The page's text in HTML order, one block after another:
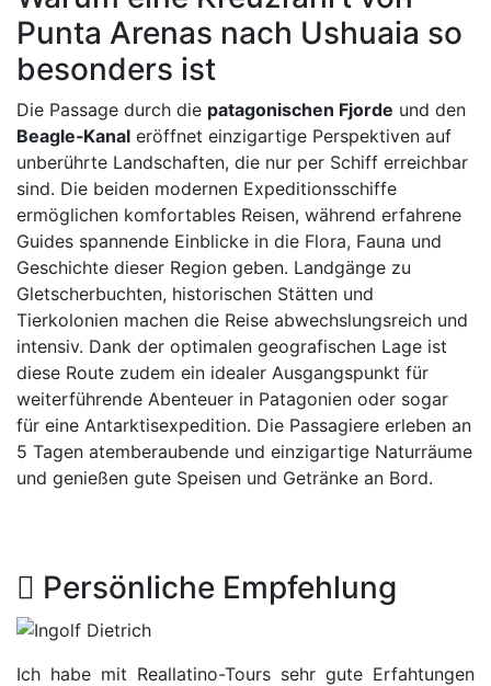
Punta Arenas nach Ushuaia so
besonders ist
Die Passage durch die patagonischen Fjorde und den
Beagle‑Kanal eröffnet einzigartige Perspektiven auf
unberührte Landschaften, die nur per Schiff erreichbar
sind. Die beiden modernen Expeditionsschiffe
ermöglichen komfortables Reisen, während erfahrene
Guides spannende Einblicke in die Flora, Fauna und
Geschichte dieser Region geben. Landgänge zu
Gletscherbuchten, historischen Stätten und
Tierkolonien machen die Reise abwechslungsreich und
intensiv. Dank der optimalen geografischen Lage ist
diese Route zudem ein idealer Ausgangspunkt für
weiterführende Abenteuer in Patagonien oder sogar
für eine Antarktisexpedition. Die Passagiere erleben an
5 Tagen atemberaubende und einzigartige Naturräume
und genießen gute Speisen und Getränke an Bord.
Persönliche Empfehlung
Ich habe mit Reallatino-Tours sehr gute Erfahtungen